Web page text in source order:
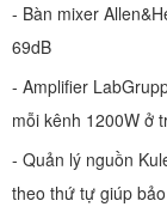
- Bàn mixer
69dB
- Amplifier
mỗi kênh 1200W ở
- Quản lý nguồn
theo thứ tự giúp